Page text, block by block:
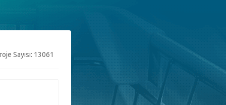
Sayısı: 13061